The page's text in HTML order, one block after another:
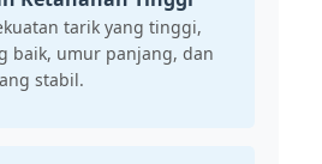
tarik yang tinggi,
baik, umur panjang, dan
stabil.